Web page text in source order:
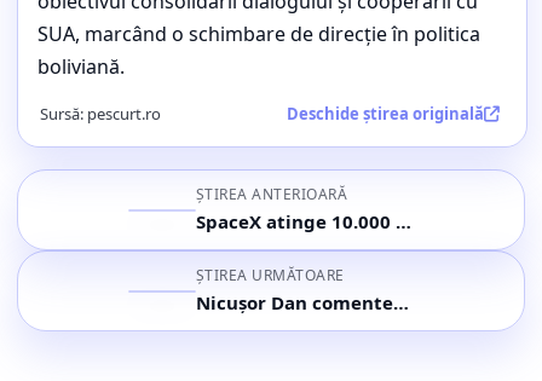
SUA, marcând o schimbare de direcție în politica
boliviană.
Sursă: pescurt.ro Deschide știrea originală
ȘTIREA ANTERIOARĂ
SpaceX atinge 10.000 de sateliți Starlink; Lansările continuă fără încetare
ȘTIREA URMĂTOARE
Nicușor Dan comentează scepticismul românilor față de politică